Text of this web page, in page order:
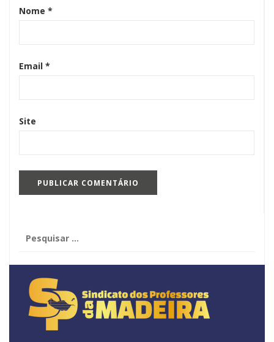
Nome *
Email *
Site
por: